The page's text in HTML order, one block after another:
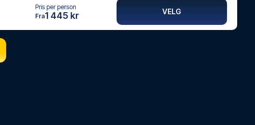
Pris per person
Fra1 445 kr VELG